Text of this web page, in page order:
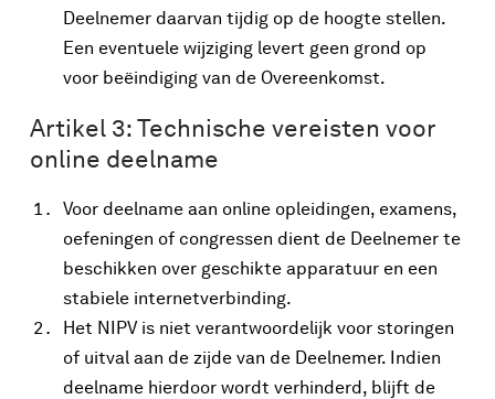
Deelnemer daarvan tijdig op de hoogte stellen.
Een eventuele wijziging levert geen grond op
voor beëindiging van de Overeenkomst.
Artikel 3: Technische vereisten voor
online deelname
Voor deelname aan online opleidingen, examens,
oefeningen of congressen dient de Deelnemer te
beschikken over geschikte apparatuur en een
stabiele internetverbinding.
Het NIPV is niet verantwoordelijk voor storingen
of uitval aan de zijde van de Deelnemer. Indien
deelname hierdoor wordt verhinderd, blijft de